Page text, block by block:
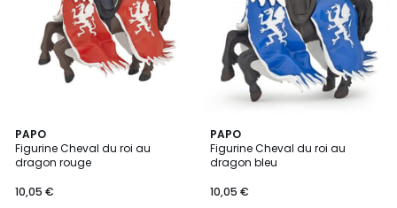
PAPO
Figurine Cheval du roi au
dragon rouge
10,05 €
PAPO
Figurine Cheval du roi au
dragon bleu
10,05 €